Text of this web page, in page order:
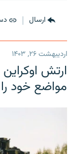
ارسال
اردیبهشت ۲۶, ۱۴۰۳
ارتش
مواضع خود